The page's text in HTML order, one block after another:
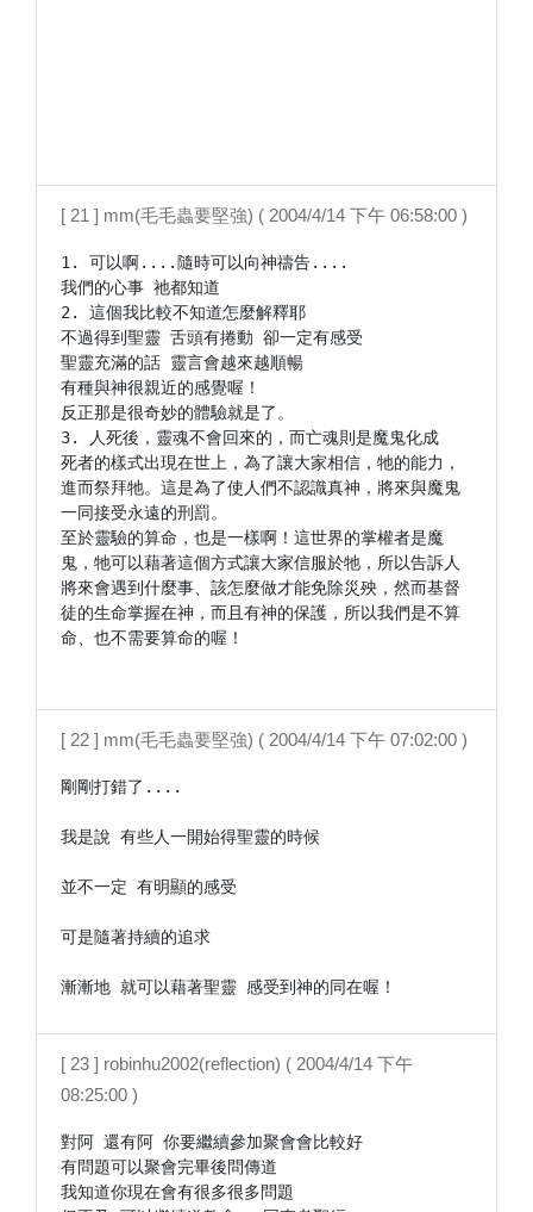
[ 21 ] mm(毛毛蟲要堅強) ( 2004/4/14 下午 06:58:00 )
1. 可以啊....隨時可以向神禱告....
我們的心事 祂都知道
2. 這個我比較不知道怎麼解釋耶
不過得到聖靈 舌頭有捲動 卻一定有感受
聖靈充滿的話 靈言會越來越順暢
有種與神很親近的感覺喔！
反正那是很奇妙的體驗就是了。
3. 人死後，靈魂不會回來的，而亡魂則是魔鬼化成
死者的樣式出現在世上，為了讓大家相信，牠的能力，
進而祭拜牠。這是為了使人們不認識真神，將來與魔鬼
一同接受永遠的刑罰。
至於靈驗的算命，也是一樣啊！這世界的掌權者是魔
鬼，牠可以藉著這個方式讓大家信服於牠，所以告訴人
將來會遇到什麼事、該怎麼做才能免除災殃，然而基督
徒的生命掌握在神，而且有神的保護，所以我們是不算
命、也不需要算命的喔！
[ 22 ] mm(毛毛蟲要堅強) ( 2004/4/14 下午 07:02:00 )
剛剛打錯了....
我是說 有些人一開始得聖靈的時候
並不一定 有明顯的感受
可是隨著持續的追求
[ 23 ] robinhu2002(reflection) ( 2004/4/14 下午
08:25:00 )
對阿 還有阿 你要繼續參加聚會會比較好
有問題可以聚會完畢後問傳道
我知道你現在會有很多很多問題